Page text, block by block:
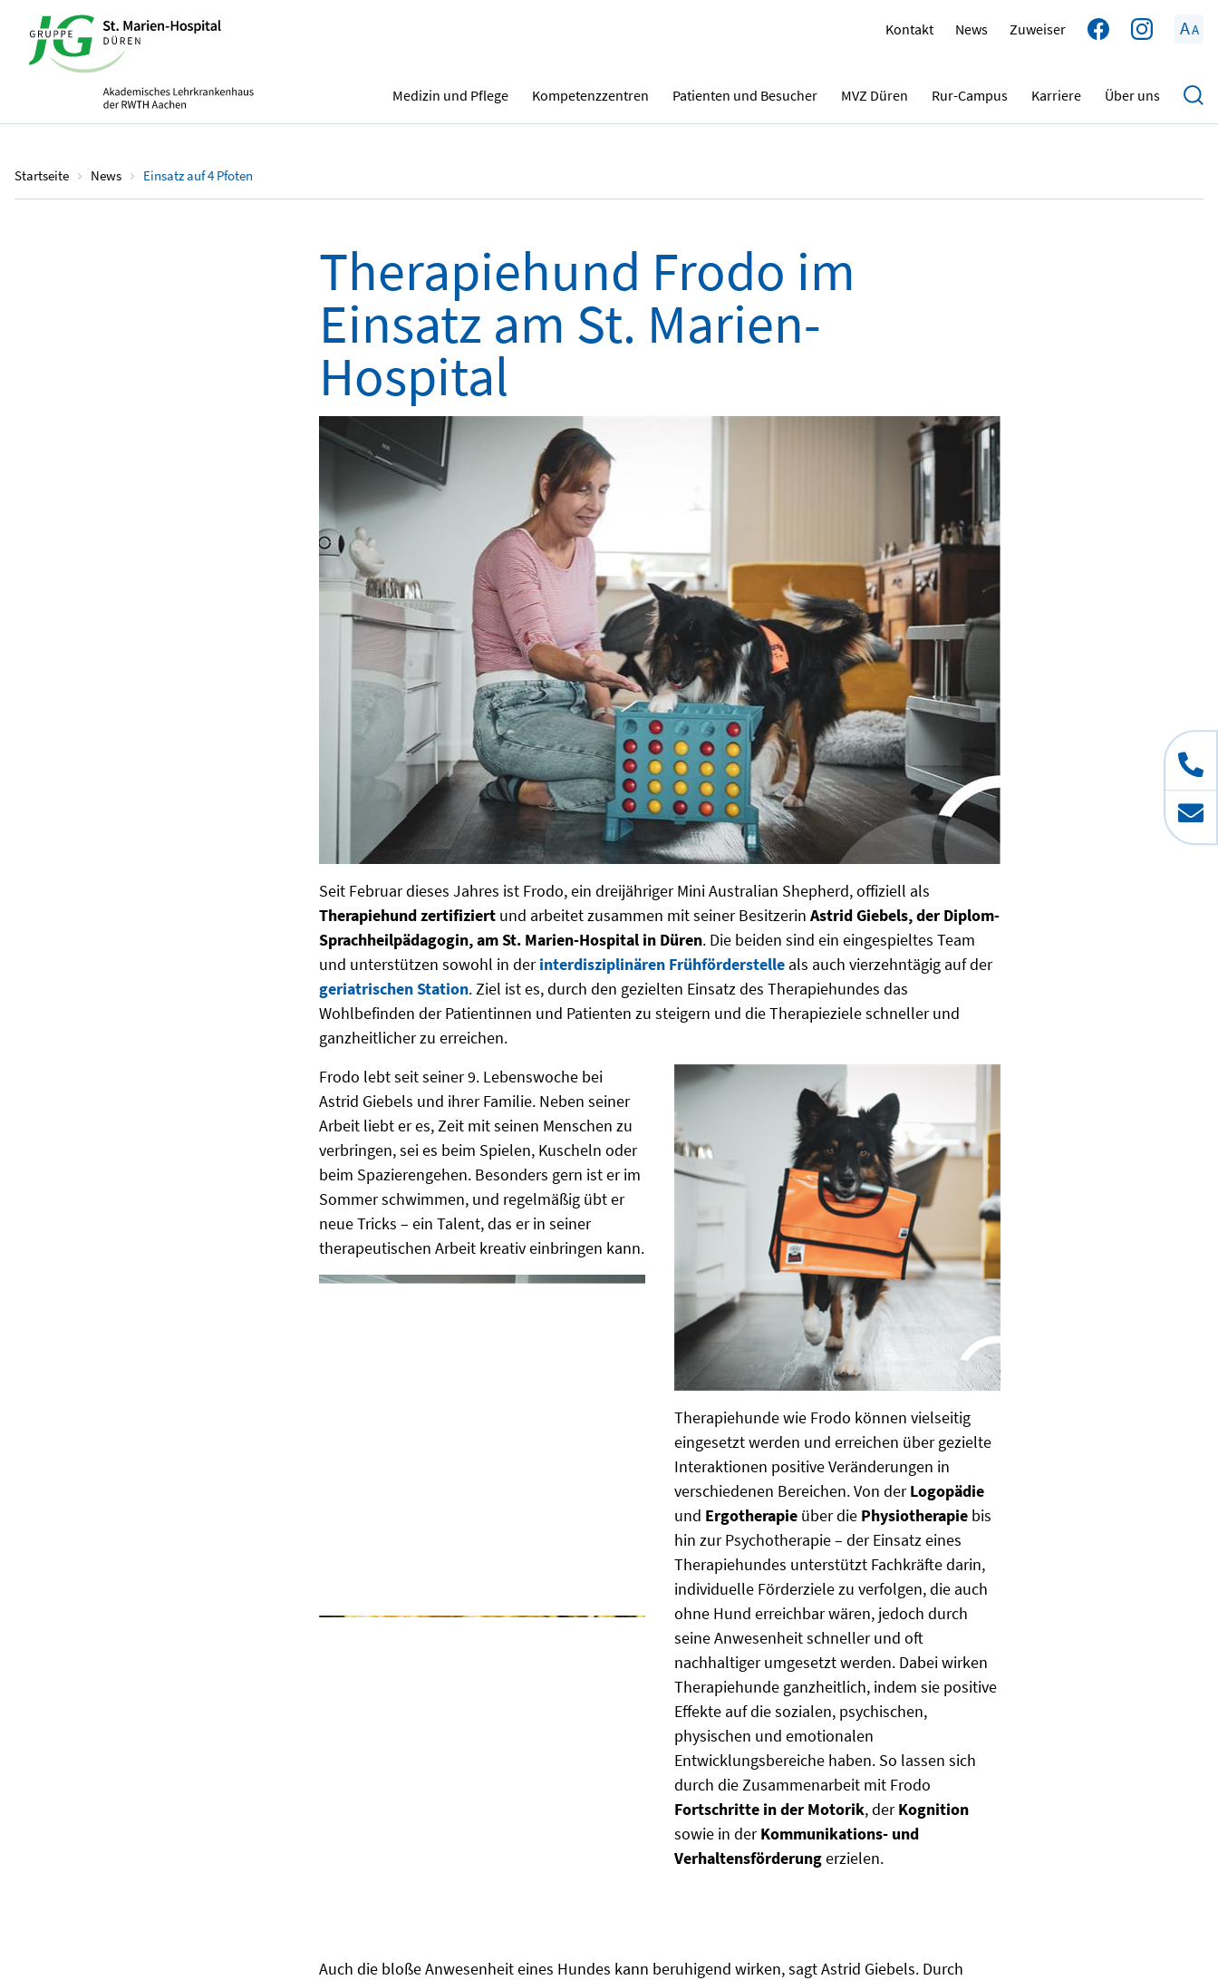
Kontakt News Zuweiser AA
Medizin und Pflege Kompetenzzentren Patienten und Besucher MVZ Düren Rur-Campus Karriere Über uns
Startseite News Einsatz auf 4 Pfoten
06.11.2024
Therapiehund Frodo im
Einsatz am St. Marien-
Hospital
Seit Februar dieses Jahres ist Frodo, ein dreijähriger Mini Australian Shepherd, offiziell als
Therapiehund zertifiziert und arbeitet zusammen mit seiner Besitzerin Astrid Giebels, der Diplom-
Sprachheilpädagogin, am St. Marien-Hospital in Düren. Die beiden sind ein eingespieltes Team
und unterstützen sowohl in derinterdisziplinären Frühförderstelle als auch vierzehntägig auf der
geriatrischen Station. Ziel ist es, durch den gezielten Einsatz des Therapiehundes das
Wohlbefinden der Patientinnen und Patienten zu steigern und die Therapieziele schneller und
ganzheitlicher zu erreichen.
Frodo lebt seit seiner 9. Lebenswoche bei
Astrid Giebels und ihrer Familie. Neben seiner
Arbeit liebt er es, Zeit mit seinen Menschen zu
verbringen, sei es beim Spielen, Kuscheln oder
beim Spazierengehen. Besonders gern ist er im
Sommer schwimmen, und regelmäßig übt er
neue Tricks – ein Talent, das er in seiner
therapeutischen Arbeit kreativ einbringen kann.
Therapiehunde wie Frodo können vielseitig
eingesetzt werden und erreichen über gezielte
Interaktionen positive Veränderungen in
verschiedenen Bereichen. Von derLogopädie
und Ergotherapieüber die Physiotherapiebis
hin zur Psychotherapie – der Einsatz eines
Therapiehundes unterstützt Fachkräfte darin,
individuelle Förderziele zu verfolgen, die auch
ohne Hund erreichbar wären, jedoch durch
seine Anwesenheit schneller und oft
nachhaltiger umgesetzt werden. Dabei wirken
Therapiehunde ganzheitlich, indem sie positive
Effekte auf die sozialen, psychischen,
physischen und emotionalen
Entwicklungsbereiche haben. So lassen sich
durch die Zusammenarbeit mit Frodo
Fortschritte in der Motorik, derKognition
sowie in derKommunikations- und
Verhaltensförderungerzielen.
Auch die bloße Anwesenheit eines Hundes kann beruhigend wirken, sagt Astrid Giebels. Durch